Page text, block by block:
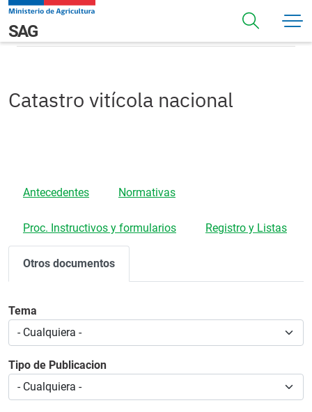
Pasar al contenido principal
Navegación principal
SAGOtros Documentos
Catastro vitícola nacional
Antecedentes Normativas
Proc. Instructivos y formularios Registro y Listas
Otros documentos
Tema
Tipo de Publicacion